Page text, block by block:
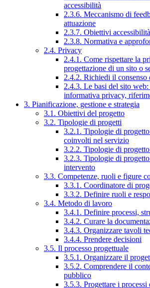
accessibilità
2.3.6. Meccanismo di
attuazione
2.3.7. Obiettivi accessibilità
2.3.8. Normativa e
2.4. Privacy
2.4.1. Come rispettare la
progettazione di un sito o
2.4.2. Richiedi il consenso
2.4.3. Le basi del sito web:
informativa privacy,
3. Pianificazione, gestione e strategia
3.1. Obiettivi del progetto
3.2. Tipologie di progetti
3.2.1. Tipologie di
coinvolti nel servizio
3.2.2. Tipologie di
3.2.3. Tipologie di
intervento
3.3. Competenze, ruoli e figure
3.3.1. Coordinatore di
3.3.2. Definire ruoli e
3.4. Metodo di lavoro
3.4.1. Definire processi,
3.4.2. Curare la
3.4.3. Organizzare tavoli
3.4.4. Prendere decisioni
3.5. Il processo progettuale
3.5.1. Organizzare il
3.5.2. Comprendere il
pubblico
3.5.3. Progettare i processi